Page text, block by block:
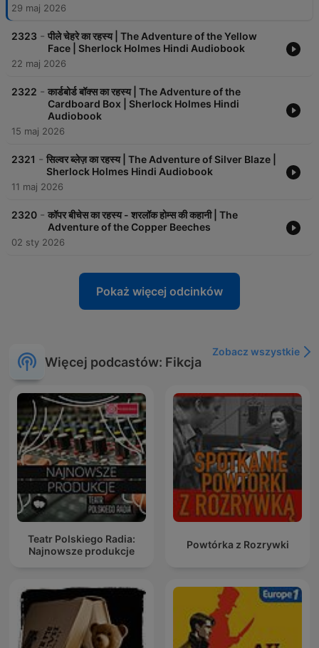
29 maj 2026
2323 - पीले चेहरे का रहस्य | The Adventure of the Yellow
Face | Sherlock Holmes Hindi Audiobook
22 maj 2026
2322 - कार्डबोर्ड बॉक्स का रहस्य | The Adventure of the
Cardboard Box | Sherlock Holmes Hindi
Audiobook
15 maj 2026
2321 - सिल्वर ब्लेज़ का रहस्य | The Adventure of Silver Blaze |
Sherlock Holmes Hindi Audiobook
11 maj 2026
2320 - कॉपर बीचेस का रहस्य - शरलॉक होम्स की कहानी | The
Adventure of the Copper Beeches
02 sty 2026
Pokaż więcej odcinków
Więcej podcastów: Fikcja
Zobacz wszystkie
Teatr Polskiego Radia:
Najnowsze produkcje
Powtórka z Rozrywki